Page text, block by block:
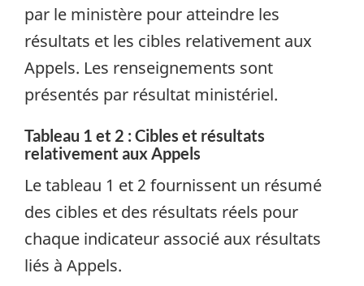
par le ministère pour atteindre les
résultats et les cibles relativement aux
Appels. Les renseignements sont
présentés par résultat ministériel.
Tableau 1 et 2 : Cibles et résultats
relativement aux Appels
Le tableau 1 et 2 fournissent un résumé
des cibles et des résultats réels pour
chaque indicateur associé aux résultats
liés à Appels.